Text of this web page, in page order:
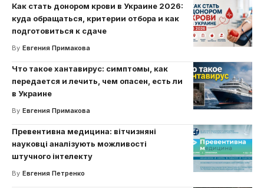
Как стать донором крови в Украине 2026:
куда обращаться, критерии отбора и как
подготовиться к сдаче
By Евгения Примакова
Что такое хантавирус: симптомы, как
передается и лечить, чем опасен, есть ли
в Украине
By Евгения Примакова
Превентивна медицина: вітчизняні
науковці аналізують можливості
штучного інтелекту
By Евгения Петренко